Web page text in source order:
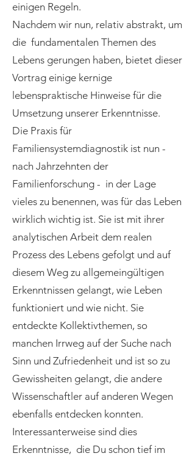
einigen Regeln.
Nachdem wir nun, relativ abstrakt, um
die fundamentalen Themen des
Lebens gerungen haben, bietet dieser
Vortrag einige kernige
lebenspraktische Hinweise für die
Umsetzung unserer Erkenntnisse.
Die Praxis für
Familiensystemdiagnostik ist nun -
nach Jahrzehnten der
Familienforschung - in der Lage
vieles zu benennen, was für das Leben
wirklich wichtig ist. Sie ist mit ihrer
analytischen Arbeit dem realen
Prozess des Lebens gefolgt und auf
diesem Weg zu allgemeingültigen
Erkenntnissen gelangt, wie Leben
funktioniert und wie nicht. Sie
entdeckte Kollektivthemen, so
manchen Irrweg auf der Suche nach
Sinn und Zufriedenheit und ist so zu
Gewissheiten gelangt, die andere
Wissenschaftler auf anderen Wegen
ebenfalls entdecken konnten.
Interessanterweise sind dies
Erkenntnisse, die Du schon tief im